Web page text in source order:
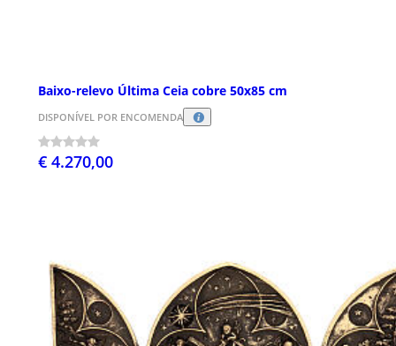
Baixo-relevo Última Ceia cobre 50x85 cm
DISPONÍVEL POR ENCOMENDA
€ 4.270,00